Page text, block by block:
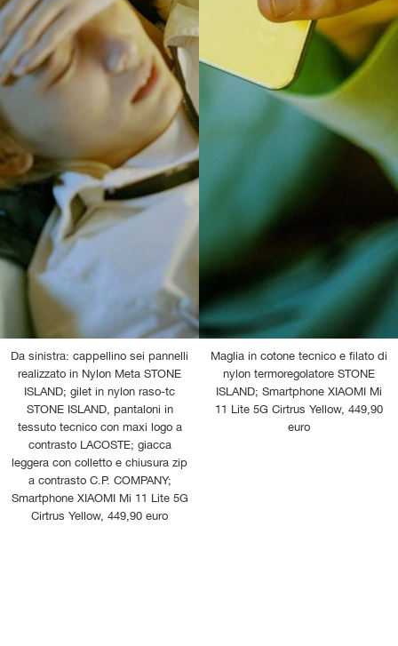
Da sinistra: cappellino sei pannelli
realizzato in Nylon Meta STONE
ISLAND; gilet in nylon raso-tc
STONE ISLAND, pantaloni in
tessuto tecnico con maxi logo a
contrasto LACOSTE; giacca
leggera con colletto e chiusura zip
a contrasto C.P. COMPANY;
Smartphone XIAOMI Mi 11 Lite 5G
Cirtrus Yellow, 449,90 euro
Maglia in cotone tecnico e filato di
nylon termoregolatore STONE
ISLAND; Smartphone XIAOMI Mi
11 Lite 5G Cirtrus Yellow, 449,90
euro